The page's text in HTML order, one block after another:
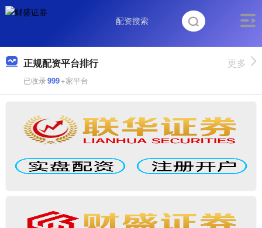
正规配资平台排行
已收录999+家平台
更多